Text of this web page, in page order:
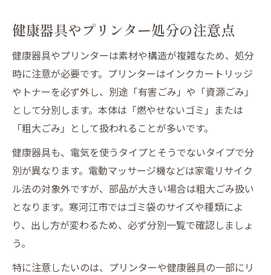
健康器具やプリンター処分の注意点
健康器具やプリンターは素材や構造が複雑なため、処分
時に注意が必要です。プリンターはインクカートリッジ
やトナーを必ず外し、別途「有害ごみ」や「資源ごみ」
として分別します。本体は「燃やせないゴミ」または
「粗大ごみ」として扱われることが多いです。
健康器具も、電気を使うタイプとそうでないタイプで分
別が異なります。電動マッサージ機などは家電リサイク
ル法の対象外ですが、部品が大きい場合は粗大ごみ扱い
となります。寒河江市ではゴミ袋のサイズや種類によ
り、出し方が変わるため、必ず分別一覧で確認しましょ
う。
特に注意したいのは、プリンターや健康器具の一部にリ